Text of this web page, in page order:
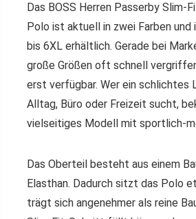
Das BOSS Herren Passerby Slim-
Polo ist aktuell in zwei Farben und
bis 6XL erhältlich. Gerade bei
große Größen oft schnell
erst verfügbar. Wer ein schlichtes
Alltag, Büro oder Freizeit sucht,
vielseitiges Modell mit sportlich-
Das Oberteil besteht aus einem
Elasthan. Dadurch sitzt das Polo
trägt sich angenehmer als reine